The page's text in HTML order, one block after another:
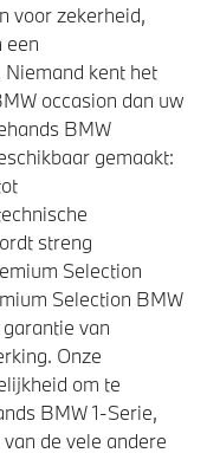
voor zekerheid,
een
kent het
occasion dan uw
BMW
gemaakt:
streng
Selection
Selection BMW
van
Onze
om te
BMW 1-Serie,
de vele andere